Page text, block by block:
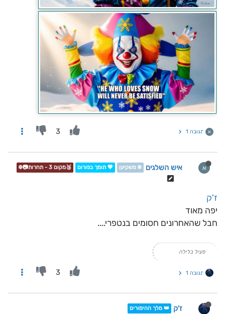
א תגובה 1 3
א איש השלגים ❄️ משקיען 💖 תומך בפורום 🥉מקום 3 - תחרות📷❄️
ז'ק
יפה מאוד
חבל שהאחרונים חסומים בנטפרי....
פעיל בלילה
תגובה 1 3
ז'ק 👑 מלך ההימורים